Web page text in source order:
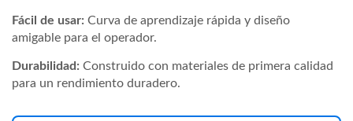
Fácil de usar: Curva de aprendizaje rápida y diseño
amigable para el operador.
Durabilidad: Construido con materiales de primera calidad
para un rendimiento duradero.